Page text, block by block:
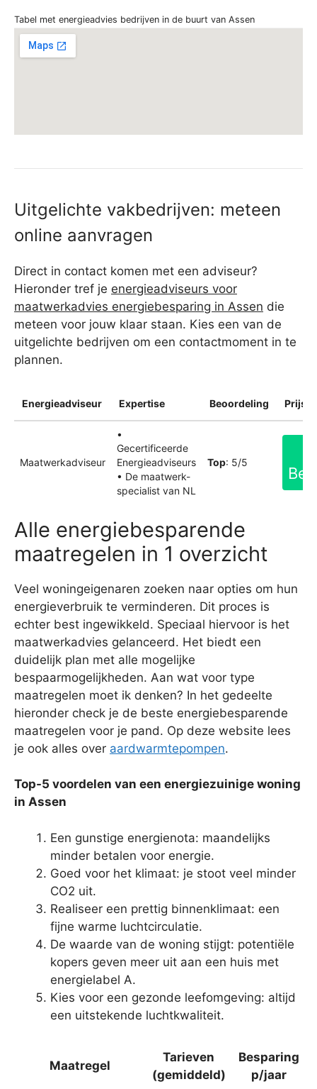
Tabel met energieadvies bedrijven in de buurt van Assen
Uitgelichte vakbedrijven: meteen
online aanvragen
Direct in contact komen met een adviseur?
Hieronder tref je energieadviseurs voor
maatwerkadvies energiebesparing in Assen die
meteen voor jouw klaar staan. Kies een van de
uitgelichte bedrijven om een contactmoment in te
plannen.
Energieadviseur Expertise Beoordeling
Maatwerkadviseur
•
Gecertificeerde
Energieadviseurs
• De maatwerk-
specialist van NL
Top: 5/5
Alle energiebesparende
maatregelen in 1 overzicht
Veel woningeigenaren zoeken naar opties om hun
energieverbruik te verminderen. Dit proces is
echter best ingewikkeld. Speciaal hiervoor is het
maatwerkadvies gelanceerd. Het biedt een
duidelijk plan met alle mogelijke
bespaarmogelijkheden. Aan wat voor type
maatregelen moet ik denken? In het gedeelte
hieronder check je de beste energiebesparende
maatregelen voor je pand. Op deze website lees
je ook alles over aardwarmtepompen.
Top-5 voordelen van een energiezuinige woning
in Assen
Een gunstige energienota: maandelijks
minder betalen voor energie.
Goed voor het klimaat: je stoot veel minder
CO2 uit.
Realiseer een prettig binnenklimaat: een
fijne warme luchtcirculatie.
De waarde van de woning stijgt: potentiële
kopers geven meer uit aan een huis met
energielabel A.
Kies voor een gezonde leefomgeving: altijd
een uitstekende luchtkwaliteit.
Maatregel
Tarieven
(gemiddeld)
Besparing
p/jaar